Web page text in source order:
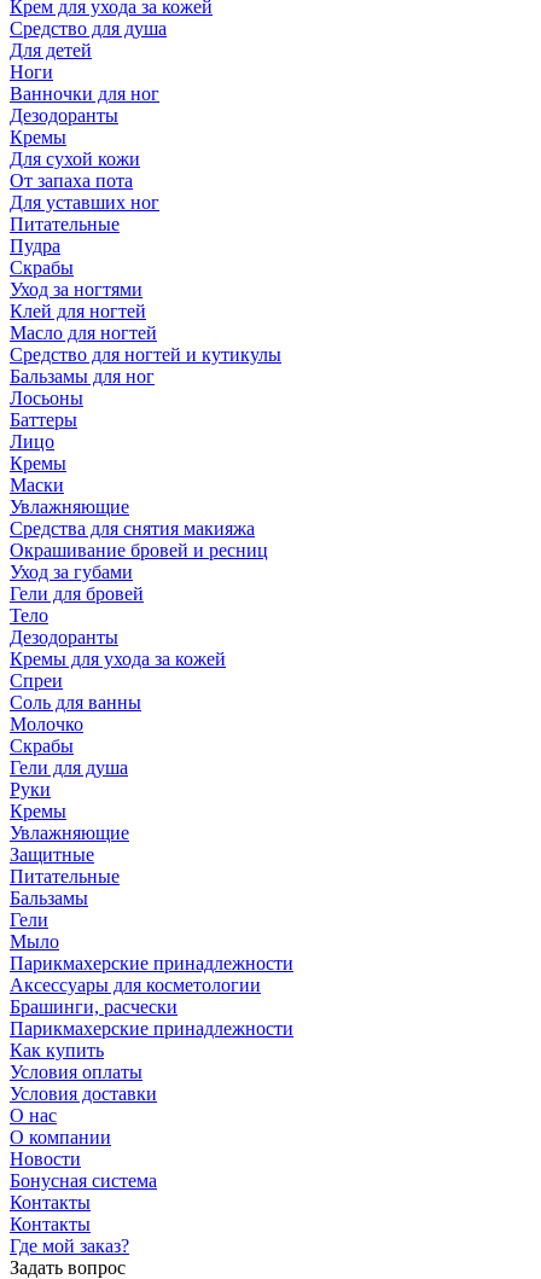
Крем для ухода за кожей
Средство для душа
Для детей
Ноги
Ванночки для ног
Дезодоранты
Кремы
Для сухой кожи
От запаха пота
Для уставших ног
Питательные
Пудра
Скрабы
Уход за ногтями
Клей для ногтей
Масло для ногтей
Средство для ногтей и кутикулы
Бальзамы для ног
Лосьоны
Баттеры
Лицо
Кремы
Маски
Увлажняющие
Средства для снятия макияжа
Окрашивание бровей и ресниц
Уход за губами
Гели для бровей
Тело
Дезодоранты
Кремы для ухода за кожей
Спреи
Соль для ванны
Молочко
Скрабы
Гели для душа
Руки
Кремы
Увлажняющие
Защитные
Питательные
Бальзамы
Гели
Мыло
Парикмахерские принадлежности
Аксессуары для косметологии
Брашинги, расчески
Парикмахерские принадлежности
Как купить
Условия оплаты
Условия доставки
О нас
О компании
Новости
Бонусная система
Контакты
Контакты
Где мой заказ?
Задать вопрос